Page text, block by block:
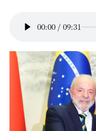
00:00 / 09:31